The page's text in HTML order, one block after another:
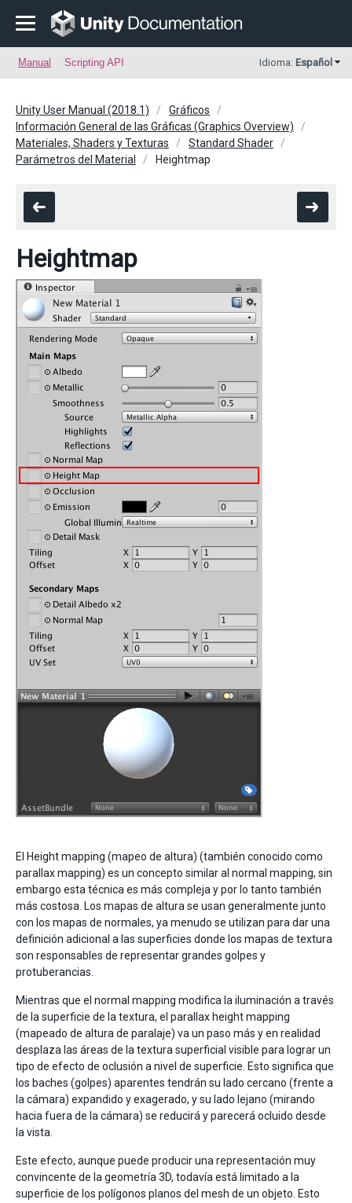
Manual Scripting API Idioma: Español
Unity User Manual (2018.1)
Gráficos
Información General de las Gráficas (Graphics Overview)
Materiales, Shaders y Texturas
Standard Shader
Parámetros del Material
Heightmap
Heightmap
El Height mapping (mapeo de altura) (también conocido como
parallax mapping) es un concepto similar al normal mapping, sin
embargo esta técnica es más compleja y por lo tanto también
más costosa. Los mapas de altura se usan generalmente junto
con los mapas de normales, ya menudo se utilizan para dar una
definición adicional a las superficies donde los mapas de textura
son responsables de representar grandes golpes y
protuberancias.
Mientras que el normal mapping modifica la iluminación a través
de la superficie de la textura, el parallax height mapping
(mapeado de altura de paralaje) va un paso más y en realidad
desplaza las áreas de la textura superficial visible para lograr un
tipo de efecto de oclusión a nivel de superficie. Esto significa que
los baches (golpes) aparentes tendrán su lado cercano (frente a
la cámara) expandido y exagerado, y su lado lejano (mirando
hacia fuera de la cámara) se reducirá y parecerá ocluido desde
la vista.
Este efecto, aunque puede producir una representación muy
convincente de la geometría 3D, todavía está limitado a la
superficie de los polígonos planos del mesh de un objeto. Esto